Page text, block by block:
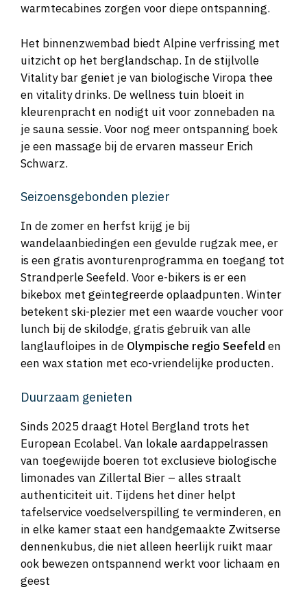
warmtecabines zorgen voor diepe ontspanning.
Het binnenzwembad biedt Alpine verfrissing met
uitzicht op het berglandschap. In de stijlvolle
Vitality bar geniet je van biologische Viropa thee
en vitality drinks. De wellness tuin bloeit in
kleurenpracht en nodigt uit voor zonnebaden na
je sauna sessie. Voor nog meer ontspanning boek
je een massage bij de ervaren masseur Erich
Schwarz.
Seizoensgebonden plezier
In de zomer en herfst krijg je bij
wandelaanbiedingen een gevulde rugzak mee, er
is een gratis avonturenprogramma en toegang tot
Strandperle Seefeld. Voor e-bikers is er een
bikebox met geïntegreerde oplaadpunten. Winter
betekent ski-plezier met een waarde voucher voor
lunch bij de skilodge, gratis gebruik van alle
langlaufloipes in de Olympische regio Seefeld en
een wax station met eco-vriendelijke producten.
Duurzaam genieten
Sinds 2025 draagt Hotel Bergland trots het
European Ecolabel. Van lokale aardappelrassen
van toegewijde boeren tot exclusieve biologische
limonades van Zillertal Bier – alles straalt
authenticiteit uit. Tijdens het diner helpt
tafelservice voedselverspilling te verminderen, en
in elke kamer staat een handgemaakte Zwitserse
dennenkubus, die niet alleen heerlijk ruikt maar
ook bewezen ontspannend werkt voor lichaam en
geest